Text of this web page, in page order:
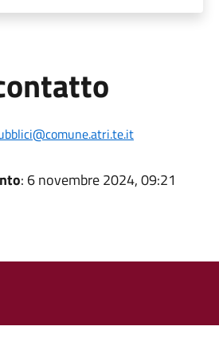
: 6 novembre 2024, 09:21